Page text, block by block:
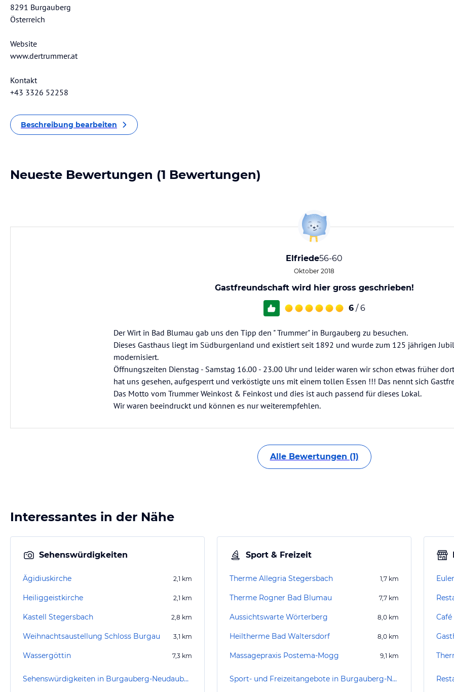
8291 Burgauberg
Österreich
Website
www.dertrummer.at
Kontakt
+43 3326 52258
Beschreibung bearbeiten
Neueste Bewertungen (1 Bewertungen)
Elfriede56-60
Oktober 2018
Gastfreundschaft wird hier gross geschrieben!
6 / 6
Der Wirt in Bad Blumau gab uns den Tipp den " Trummer" in Burgauberg zu besuchen.
Dieses Gasthaus liegt im Südburgenland und existiert seit 1892 und wurde zum 125 jährigen
modernisiert.
Öffnungszeiten Dienstag - Samstag 16.00 - 23.00 Uhr und leider waren wir schon etwas früher
hat uns gesehen, aufgesperrt und verköstigte uns mit einem tollen Essen !!! Das nennt sich
Das Motto vom Trummer Weinkost & Feinkost und dies ist auch passend für dieses Lokal.
Wir waren beeindruckt und können es nur weiterempfehlen.
Alle Bewertungen (1)
Interessantes in der Nähe
Sehenswürdigkeiten
Ägidiuskirche 2,1 km
Heiliggeistkirche 2,1 km
Kastell Stegersbach 2,8 km
Weihnachtsaustellung Schloss Burgau 3,1 km
Wassergöttin 7,3 km
Sehenswürdigkeiten in Burgauberg-Neudauberg
Sport & Freizeit
Therme Allegria Stegersbach 1,7 km
Therme Rogner Bad Blumau 7,7 km
Aussichtswarte Wörterberg 8,0 km
Heiltherme Bad Waltersdorf 8,0 km
Massagepraxis Postema-Mogg 9,1 km
Sport- und Freizeitangebote in Burgauberg-Neudauberg